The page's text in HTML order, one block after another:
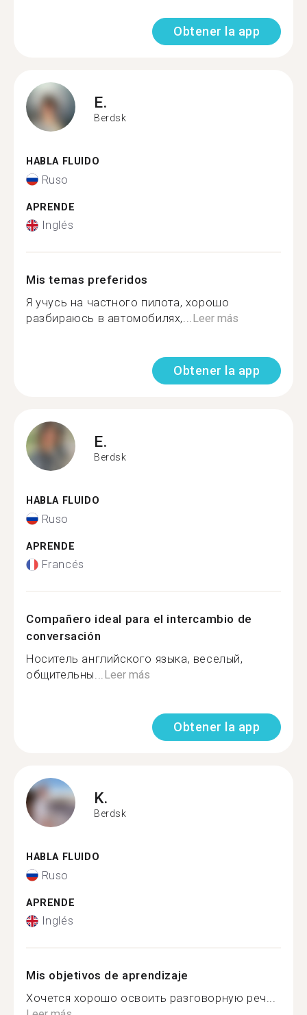
Obtener la app
E.
Berdsk
HABLA FLUIDO
Ruso
APRENDE
Inglés
Mis temas preferidos
Я учусь на частного пилота, хорошо
разбираюсь в автомобилях,...Leer más
Obtener la app
E.
Berdsk
HABLA FLUIDO
Ruso
APRENDE
Francés
Compañero ideal para el intercambio de
conversación
Носитель английского языка, веселый,
общительны...Leer más
Obtener la app
K.
Berdsk
HABLA FLUIDO
Ruso
APRENDE
Inglés
Mis objetivos de aprendizaje
Хочется хорошо освоить разговорную реч...